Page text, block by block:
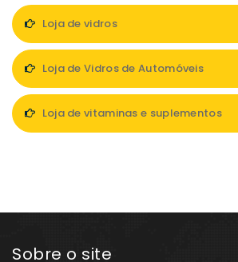
Loja de vidros
Loja de Vidros de Automóveis
Loja de vitaminas e suplementos
Sobre o site